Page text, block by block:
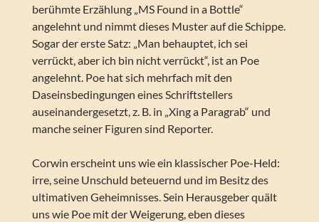
berühmte Erzählung „MS Found in a Bottle“
angelehnt und nimmt dieses Muster auf die Schippe.
Sogar der erste Satz: „Man behauptet, ich sei
verrückt, aber ich bin nicht verrückt“, ist an Poe
angelehnt. Poe hat sich mehrfach mit den
Daseinsbedingungen eines Schriftstellers
auseinandergesetzt, z. B. in „Xing a Paragrab“ und
manche seiner Figuren sind Reporter.
Corwin erscheint uns wie ein klassischer Poe-Held:
irre, seine Unschuld beteuernd und im Besitz des
ultimativen Geheimnisses. Sein Herausgeber quält
uns wie Poe mit der Weigerung, eben dieses